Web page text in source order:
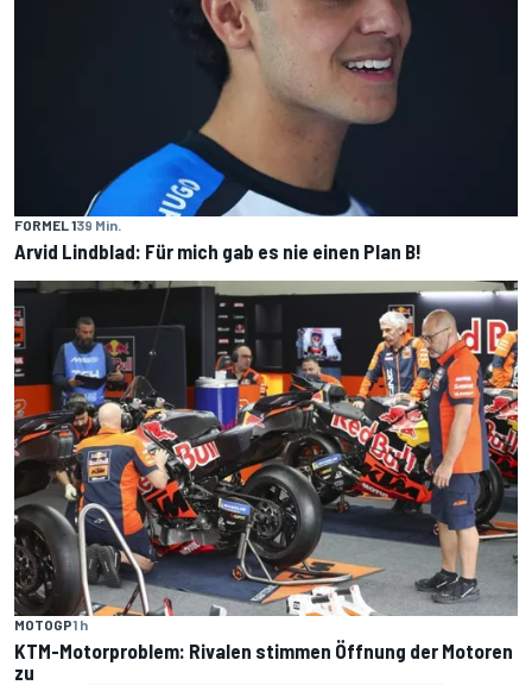
FORMEL 139 Min.
Arvid Lindblad: Für mich gab es nie einen Plan B!
MOTOGP1 h
KTM-Motorproblem: Rivalen stimmen Öffnung der Motoren
zu